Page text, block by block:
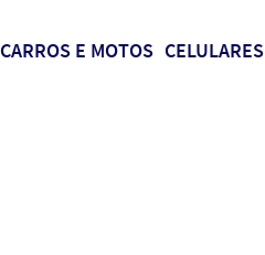
CARROS E MOTOS CELULARES